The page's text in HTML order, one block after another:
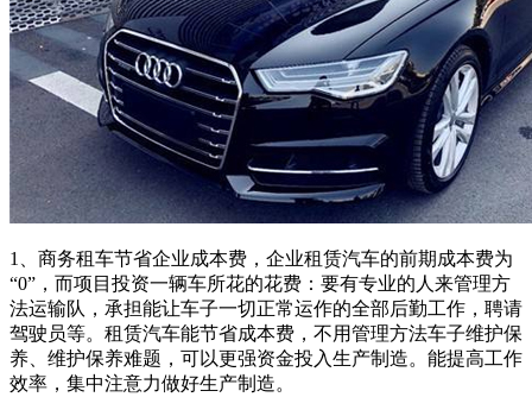
1、商务租车节省企业成本费，企业租赁汽车的前期成本费为
“0”，而项目投资一辆车所花的花费：要有专业的人来管理方
法运输队，承担能让车子一切正常运作的全部后勤工作，聘请
驾驶员等。租赁汽车能节省成本费，不用管理方法车子维护保
养、维护保养难题，可以更强资金投入生产制造。能提高工作
效率，集中注意力做好生产制造。